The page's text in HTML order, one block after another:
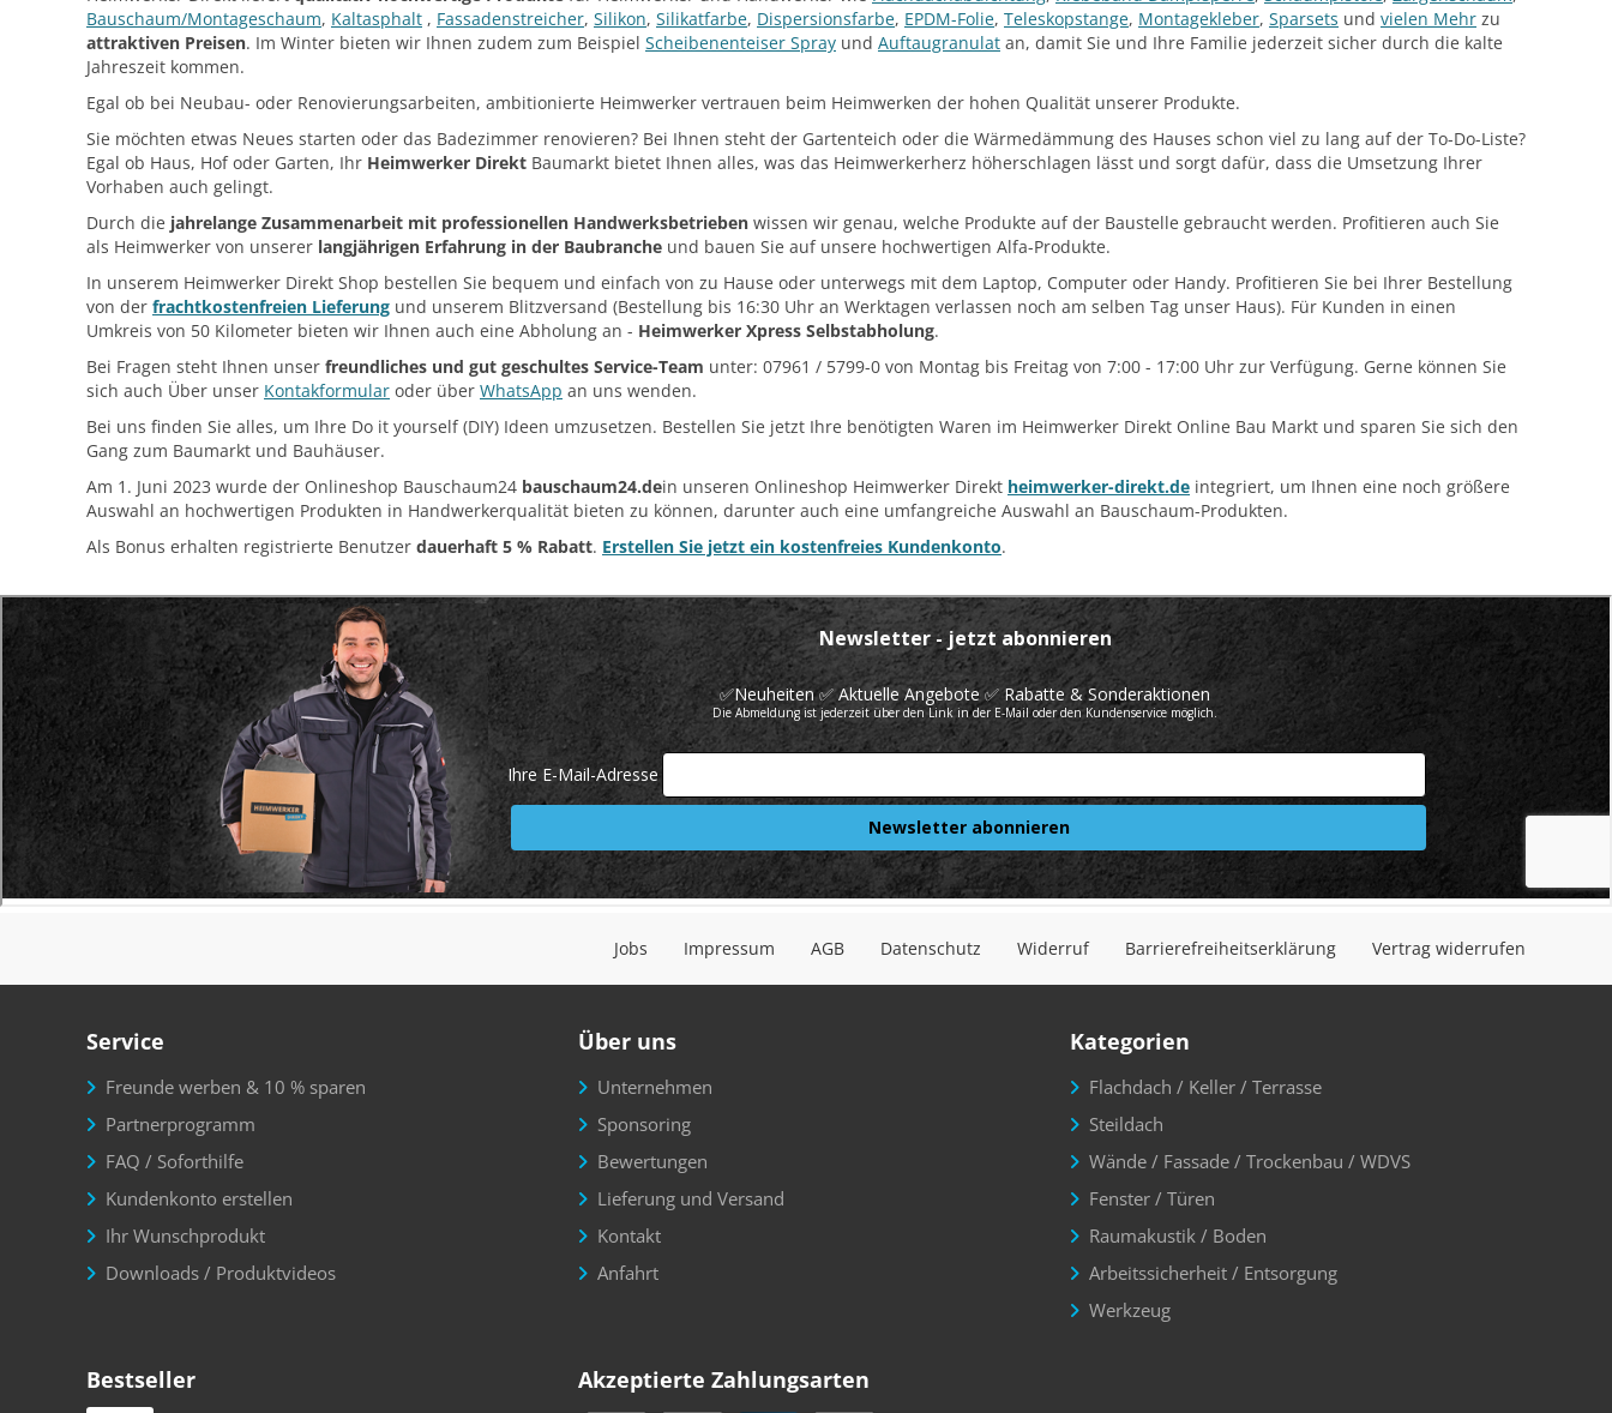
Bauschaum/Montageschaum, Kaltasphalt , Fassadenstreicher, Silikon, Silikatfarbe, Dispersionsfarbe, EPDM-Folie, Teleskopstange, Montagekleber, Sparsets und vielen Mehr zu
attraktiven Preisen. Im Winter bieten wir Ihnen zudem zum Beispiel Scheibenenteiser Spray und Auftaugranulat an, damit Sie und Ihre Familie jederzeit sicher durch die kalte
Jahreszeit kommen.
Egal ob bei Neubau- oder Renovierungsarbeiten, ambitionierte Heimwerker vertrauen beim Heimwerken der hohen Qualität unserer Produkte.
Sie möchten etwas Neues starten oder das Badezimmer renovieren? Bei Ihnen steht der Gartenteich oder die Wärmedämmung des Hauses schon viel zu lang auf der To-Do-Liste?
Egal ob Haus, Hof oder Garten, Ihr Heimwerker Direkt Baumarkt bietet Ihnen alles, was das Heimwerkerherz höherschlagen lässt und sorgt dafür, dass die Umsetzung Ihrer
Vorhaben auch gelingt.
Durch die jahrelange Zusammenarbeit mit professionellen Handwerksbetrieben wissen wir genau, welche Produkte auf der Baustelle gebraucht werden. Profitieren auch Sie
als Heimwerker von unserer langjährigen Erfahrung in der Baubranche und bauen Sie auf unsere hochwertigen Alfa-Produkte.
In unserem Heimwerker Direkt Shop bestellen Sie bequem und einfach von zu Hause oder unterwegs mit dem Laptop, Computer oder Handy. Profitieren Sie bei Ihrer Bestellung
von der frachtkostenfreien Lieferung und unserem Blitzversand (Bestellung bis 16:30 Uhr an Werktagen verlassen noch am selben Tag unser Haus). Für Kunden in einen
Umkreis von 50 Kilometer bieten wir Ihnen auch eine Abholung an - Heimwerker Xpress Selbstabholung.
Bei Fragen steht Ihnen unser freundliches und gut geschultes Service-Team unter: 07961 / 5799-0 von Montag bis Freitag von 7:00 - 17:00 Uhr zur Verfügung. Gerne können Sie
sich auch Über unser Kontakformular oder über WhatsApp an uns wenden.
Bei uns finden Sie alles, um Ihre Do it yourself (DIY) Ideen umzusetzen. Bestellen Sie jetzt Ihre benötigten Waren im Heimwerker Direkt Online Bau Markt und sparen Sie sich den
Gang zum Baumarkt und Bauhäuser.
Am 1. Juni 2023 wurde der Onlineshop Bauschaum24 bauschaum24.dein unseren Onlineshop Heimwerker Direkt heimwerker-direkt.de integriert, um Ihnen eine noch größere
Auswahl an hochwertigen Produkten in Handwerkerqualität bieten zu können, darunter auch eine umfangreiche Auswahl an Bauschaum-Produkten.
Als Bonus erhalten registrierte Benutzer dauerhaft 5 % Rabatt. Erstellen Sie jetzt ein kostenfreies Kundenkonto.
Jobs Impressum AGB Datenschutz Widerruf Barrierefreiheitserklärung Vertrag widerrufen
Service
Freunde werben & 10 % sparen
Partnerprogramm
FAQ / Soforthilfe
Kundenkonto erstellen
Ihr Wunschprodukt
Downloads / Produktvideos
Über uns
Unternehmen
Sponsoring
Bewertungen
Lieferung und Versand
Kontakt
Anfahrt
Kategorien
Flachdach / Keller / Terrasse
Steildach
Wände / Fassade / Trockenbau / WDVS
Fenster / Türen
Raumakustik / Boden
Arbeitssicherheit / Entsorgung
Werkzeug
Bestseller Akzeptierte Zahlungsarten